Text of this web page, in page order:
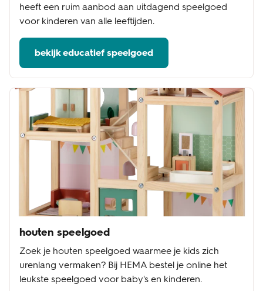
heeft een ruim aanbod aan uitdagend speelgoed
voor kinderen van alle leeftijden.
bekijk educatief speelgoed
houten speelgoed
Zoek je houten speelgoed waarmee je kids zich
urenlang vermaken? Bij HEMA bestel je online het
leukste speelgoed voor baby's en kinderen.